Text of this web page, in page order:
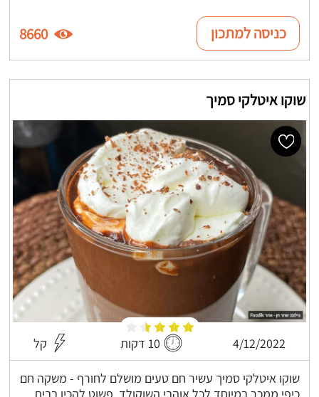
כניסה למתכון 8660
שוקו איטלקי סמיך
4/12/2022 10 דקות קל
שוקו איטלקי סמיך עשיר חם טעים מושלם לחורף - משקה חם
כיפי ממכר במיוחד לכל אוהבי השוקולד, פשוט להכין בבית